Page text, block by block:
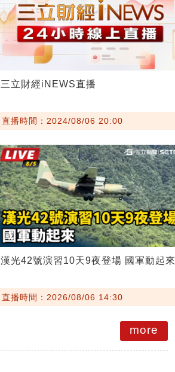
三立財經iNEWS直播
直播時間：2024/08/06 20:00
漢光42號演習10天9夜登場 國軍動起來
直播時間：2026/08/06 14:30
more